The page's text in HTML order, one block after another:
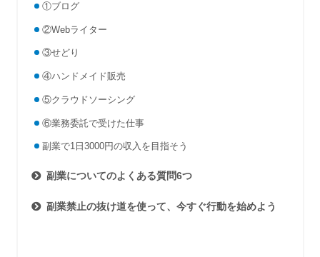
①ブログ
②Webライター
③せどり
④ハンドメイド販売
⑤クラウドソーシング
⑥業務委託で受けた仕事
副業で1日3000円の収入を目指そう
副業についてのよくある質問6つ
副業禁止の抜け道を使って、今すぐ行動を始めよう